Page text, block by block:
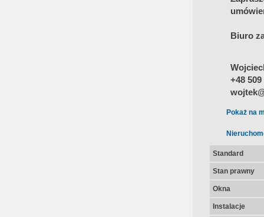
Biuro
+48 509
Pokaż na
Standard
Stan prawny
Okna
Instalacje